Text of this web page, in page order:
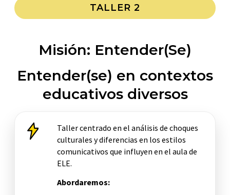
TALLER 2
Misión: Entender(se)
Entender(se) en contextos
educativos diversos
Taller centrado en el análisis de choques
culturales y diferencias en los estilos
comunicativos que influyen en el aula de
ELE.
Abordaremos: